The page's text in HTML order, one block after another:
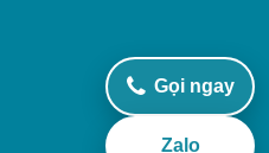
Gọi ngay
Zalo